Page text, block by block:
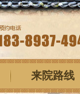
来院路线